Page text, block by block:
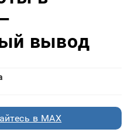
вывод
в MAX